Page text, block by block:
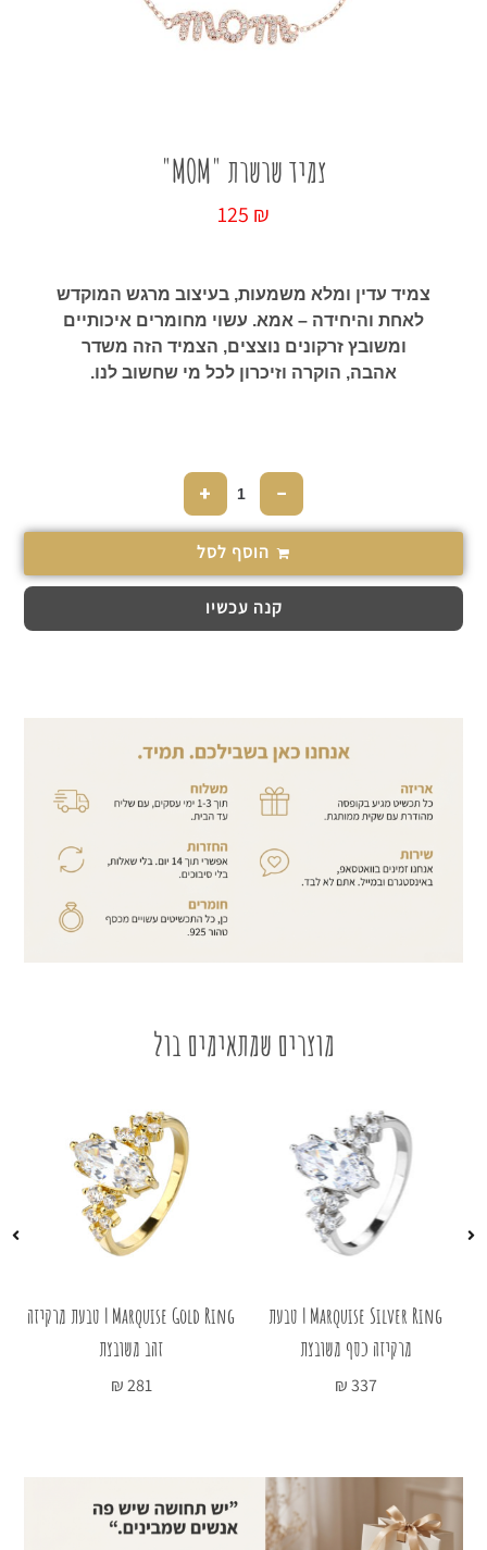
צמיד שרשרת "MOM"
125 ₪
צמיד עדין ומלא משמעות, בעיצוב מרגש המוקדש
לאחת והיחידה – אמא. עשוי מחומרים איכותיים
ומשובץ זרקונים נוצצים, הצמיד הזה משדר
אהבה, הוקרה וזיכרון לכל מי שחשוב לנו.
−
+
הוסף לסל
קנה עכשיו
מוצרים שמתאימים בול
Marquise Silver Ring | טבעת
מרקיזה כסף משובצת
337
₪
Marquise Gold Ring | טבעת מרקיזה
זהב משובצת
281
₪